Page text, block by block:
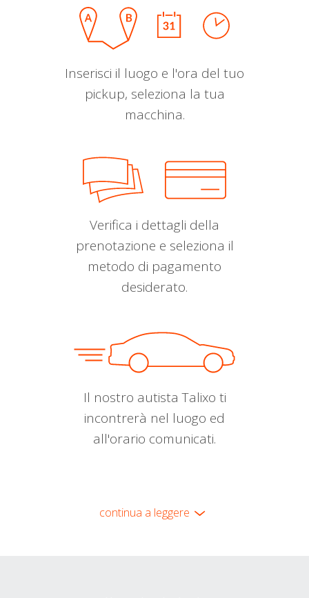
Inserisci il luogo e l'ora del tuo
pickup, seleziona la tua
macchina.
Verifica i dettagli della
prenotazione e seleziona il
metodo di pagamento
desiderato.
Il nostro autista Talixo ti
incontrerà nel luogo ed
all'orario comunicati.
continua a leggere